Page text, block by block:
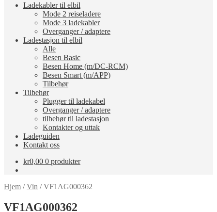
Ladekabler til elbil
Mode 2 reiseladere
Mode 3 ladekabler
Overganger / adaptere
Ladestasjon til elbil
Alle
Besen Basic
Besen Home (m/DC-RCM)
Besen Smart (m/APP)
Tilbehør
Tilbehør
Plugger til ladekabel
Overganger / adaptere
tilbehør til ladestasjon
Kontakter og uttak
Ladeguiden
Kontakt oss
kr0,00 0 produkter
Hjem /Vin /VF1AG000362
VF1AG000362